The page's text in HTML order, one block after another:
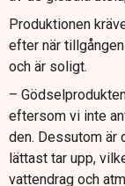
Produktionen
efter när
och är soligt.
–
eftersom vi inte
den. Dessutom är
lättast tar upp,
vattendrag och